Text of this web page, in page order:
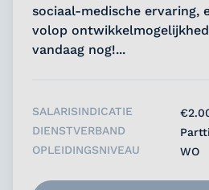
sociaal-medische ervaring,
volop
vandaag nog!...
SALARISINDICATIE
DIENSTVERBAND
OPLEIDINGSNIVEAU
WO